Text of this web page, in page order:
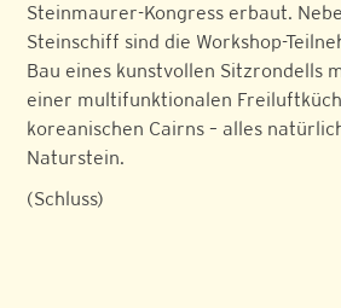
Steinmaurer-Kongress erbaut.
Steinschiff sind die Workshop-
Bau eines kunstvollen Sitzrondells
einer multifunktionalen
koreanischen Cairns – alles
Naturstein.
(Schluss)